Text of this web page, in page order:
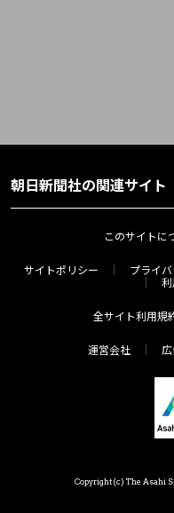
朝日新聞社の関連サイト
このサイトに
サイトポリシー プライ
全サイト利用規
運営会社
Copyright(c) The Asahi